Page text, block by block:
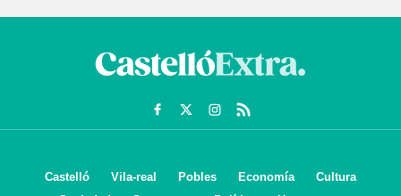
Castelló Vila-real Pobles Economía
Cultura